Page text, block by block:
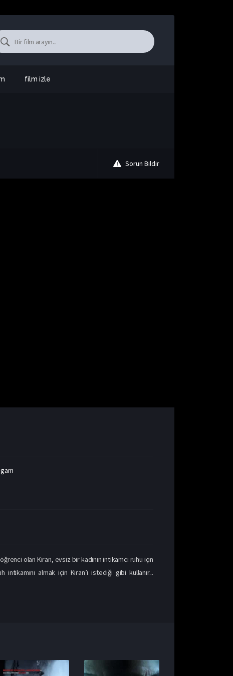
film izle
Sorun Bildir
olan Kiran, evsiz bir kadının intikamcı ruhu için
almak için Kiran’ı istediği gibi kullanır...